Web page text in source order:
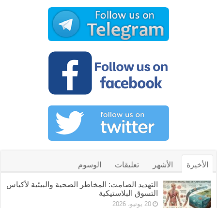
الأخيرة الأشهر تعليقات الوسوم
التهديد الصامت: المخاطر الصحية والبيئية لأكياس
التسوق البلاستيكية
20 يونيو، 2026